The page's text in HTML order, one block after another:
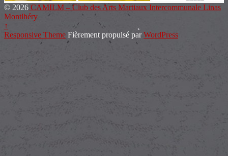
© 2026 CAMILM – Club des Arts Martiaux Intercommunale Linas
Montlhéry
↑
Responsive Theme Fièrement propulsé parWordPress